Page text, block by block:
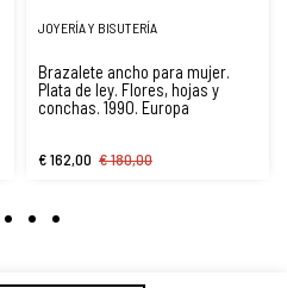
JOYERÍA Y BISUTERÍA
Brazalete ancho para mujer.
Plata de ley. Flores, hojas y
conchas. 1990. Europa
€ 162,00 € 180,00